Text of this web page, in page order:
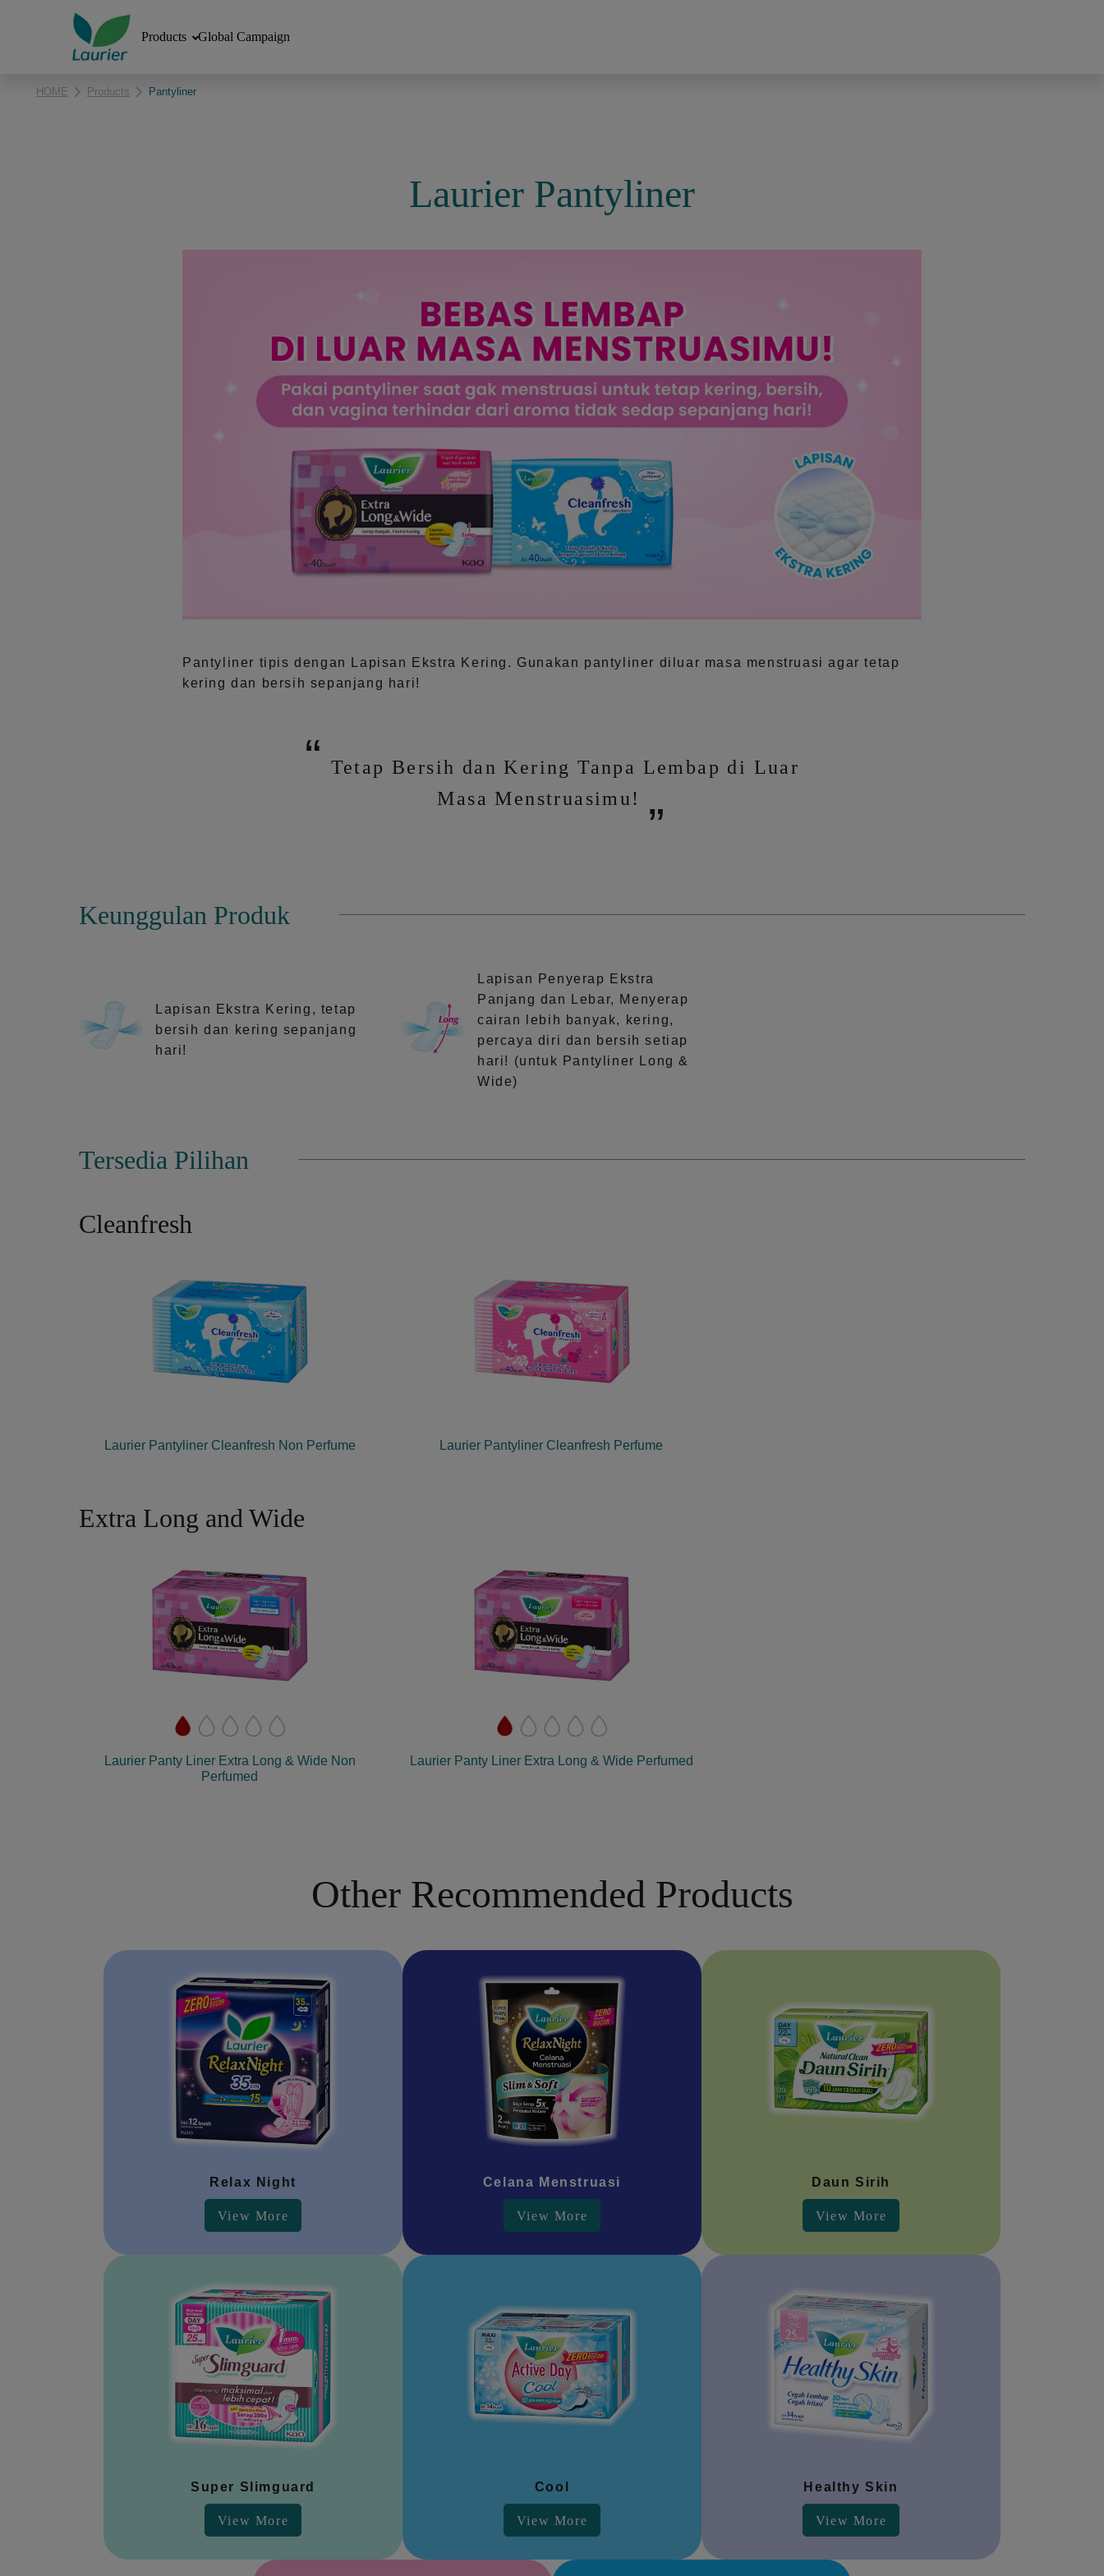
Products Global Campaign
HOME Products Pantyliner
Laurier Pantyliner
Pantyliner tipis dengan Lapisan Ekstra Kering. Gunakan pantyliner diluar masa menstruasi agar tetap
kering dan bersih sepanjang hari!
Tetap Bersih dan Kering Tanpa Lembap di Luar
Masa Menstruasimu!
Keunggulan Produk
Lapisan Ekstra Kering, tetap
bersih dan kering sepanjang
hari!
Lapisan Penyerap Ekstra
Panjang dan Lebar, Menyerap
cairan lebih banyak, kering,
percaya diri dan bersih setiap
hari! (untuk Pantyliner Long &
Wide)
Tersedia Pilihan
Cleanfresh
Laurier Pantyliner Cleanfresh Non Perfume Laurier Pantyliner Cleanfresh Perfume
Extra Long and Wide
Laurier Panty Liner Extra Long & Wide Non
Perfumed
Laurier Panty Liner Extra Long & Wide Perfumed
Other Recommended Products
Relax Night
View More
Celana Menstruasi
View More
Daun Sirih
View More
Super Slimguard
View More
Cool
View More
Healthy Skin
View More